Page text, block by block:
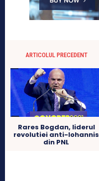
ARTICOLUL PRECEDENT
Rares Bogdan, liderul
revolutiei anti-Iohannis
din PNL